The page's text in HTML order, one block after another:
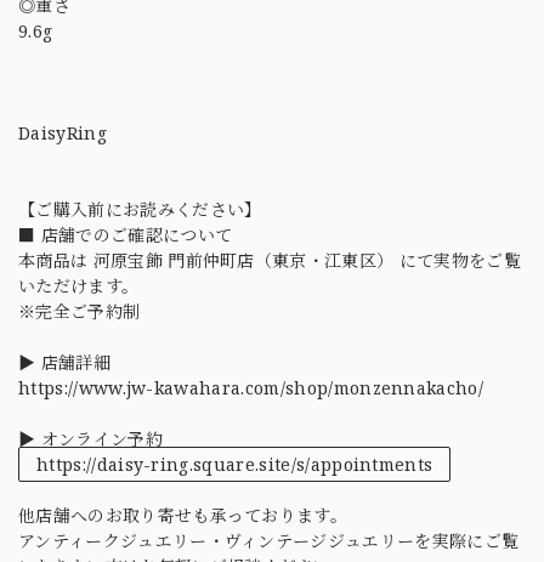
◎重さ
9.6g
DaisyRing
【ご購入前にお読みください】
■ 店舗でのご確認について
本商品は 河原宝飾 門前仲町店（東京・江東区） にて実物をご覧
いただけます。
※完全ご予約制
▶ 店舗詳細
https://www.jw-kawahara.com/shop/monzennakacho/
▶ オンライン予約
https://daisy-ring.square.site/s/appointments
他店舗へのお取り寄せも承っております。
アンティークジュエリー・ヴィンテージジュエリーを実際にご覧